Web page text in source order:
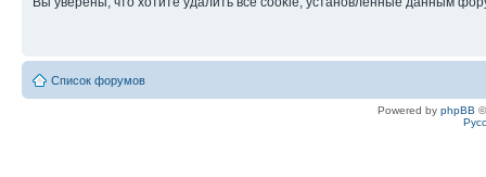
Список форумов
Powered by phpBB